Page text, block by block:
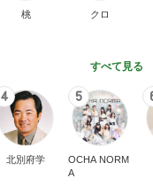
桃 クロ
すべて見る
4
北別府学
5
OCHA NORM
A